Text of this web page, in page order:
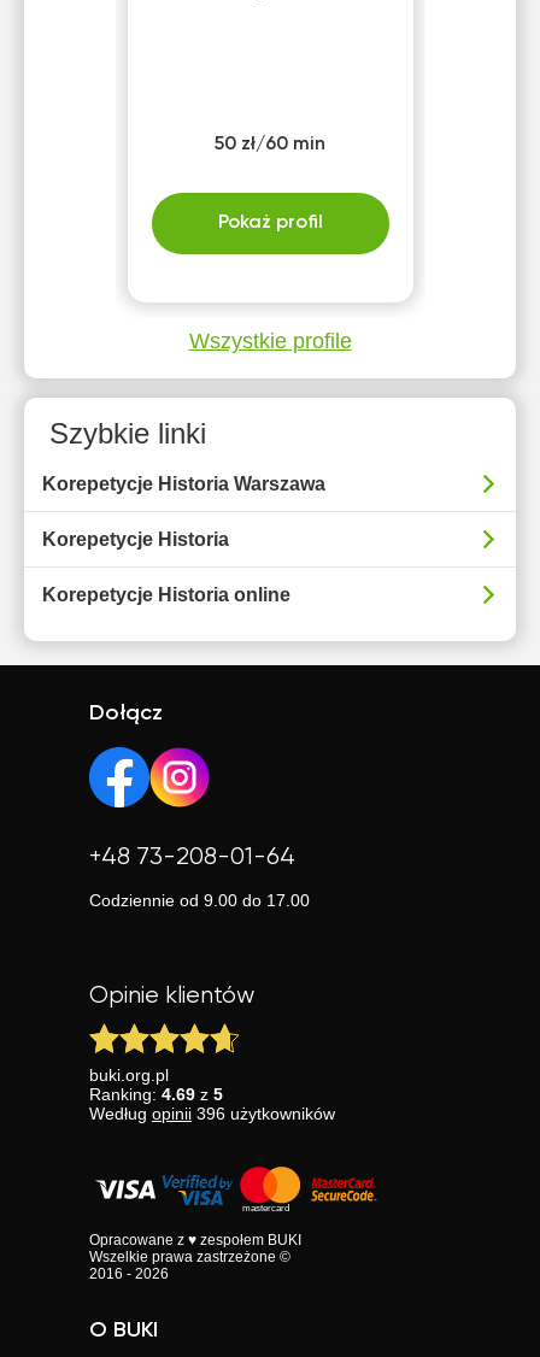
50 zł/60 min
Pokaż profil
Wszystkie profile
Szybkie linki
Korepetycje Historia Warszawa
Korepetycje Historia
Korepetycje Historia online
Dołącz
+48 73-208-01-64
Codziennie od 9.00 do 17.00
Opinie klientów
buki.org.pl
Ranking: 4.69 z 5
Według opinii 396 użytkowników
Opracowane z ♥ zespołem BUKI
Wszelkie prawa zastrzeżone ©
2016 - 2026
O BUKI